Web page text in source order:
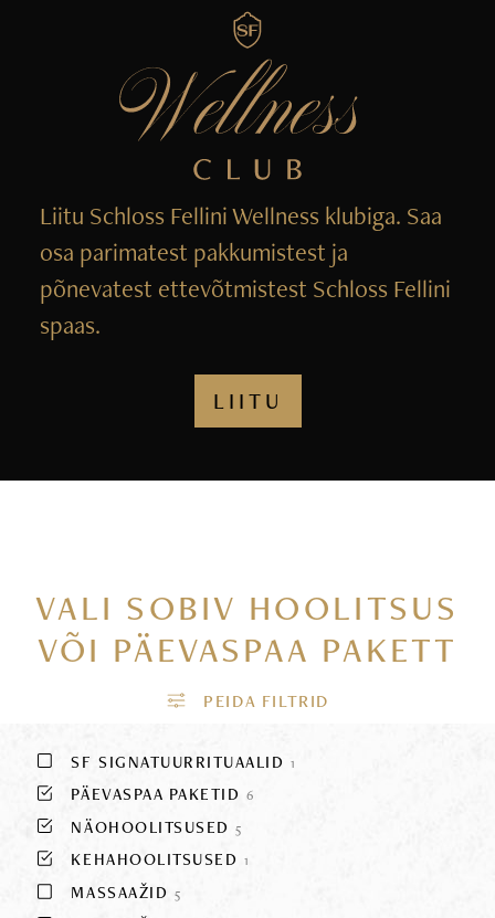
Liitu Schloss Fellini Wellness klubiga. Saa
osa parimatest pakkumistest ja
põnevatest ettevõtmistest Schloss Fellini
spaas.
LIITU
VALI SOBIV HOOLITSUS
VÕI PÄEVASPAA PAKETT
SF SIGNATUURRITUAALID 1
PÄEVASPAA PAKETID 6
NÄOHOOLITSUSED5
KEHAHOOLITSUSED 1
MASSAAŽID 5